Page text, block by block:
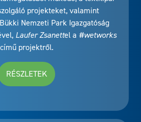
projekteket, valamint
Nemzeti Park Igazgatóság
Laufer Zsanett el a #wetworks
című projektről.
RÉSZLETEK